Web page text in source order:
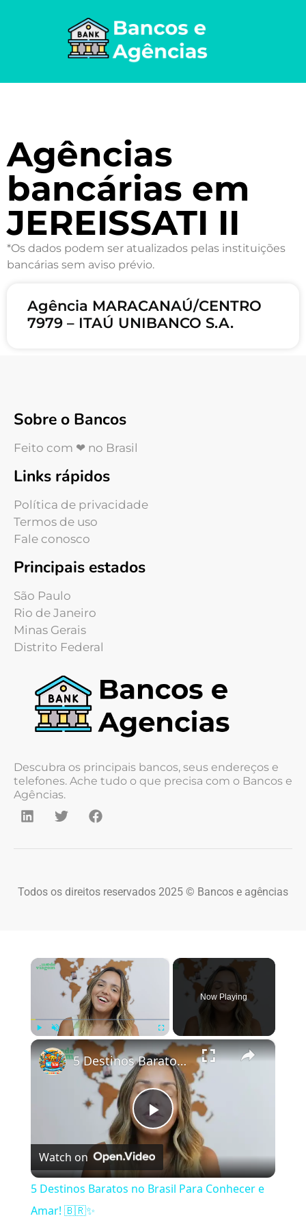
Agências
bancárias em
JEREISSATI II
*Os dados podem ser atualizados pelas instituições
bancárias sem aviso prévio.
Agência MARACANAÚ/CENTRO
7979 – ITAÚ UNIBANCO S.A.
Sobre o Bancos
Feito com ❤ no Brasil
Links rápidos
Política de privacidade
Termos de uso
Fale conosco
Principais estados
São Paulo
Rio de Janeiro
Minas Gerais
Distrito Federal
Descubra os principais bancos, seus endereços e
telefones. Ache tudo o que precisa com o Bancos e
Agências.
Todos os direitos reservados 2025 © Bancos e agências
×
Fullscreen
Now Playing
×
Play Video
5 Destinos Baratos no Brasil Para Conhecer e Amar! 🇧🇷✨
Watch on
5 Destinos Baratos no Brasil Para Conhecer e
Amar! 🇧🇷✨